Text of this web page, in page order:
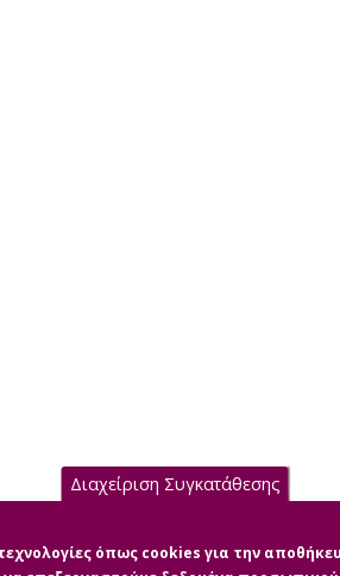
Διαχείριση Συγκατάθεσης
όπως cookies για την